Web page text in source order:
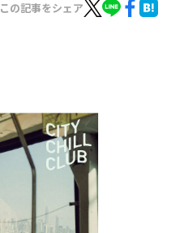
この記事をシェア